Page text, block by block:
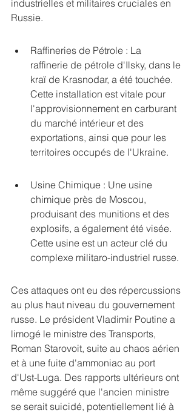
industrielles et militaires cruciales en
Russie.
Raffineries de Pétrole : La
raffinerie de pétrole d'Ilsky, dans le
kraï de Krasnodar, a été touchée.
Cette installation est vitale pour
l'approvisionnement en carburant
du marché intérieur et des
exportations, ainsi que pour les
territoires occupés de l'Ukraine.
Usine Chimique : Une usine
chimique près de Moscou,
produisant des munitions et des
explosifs, a également été visée.
Cette usine est un acteur clé du
complexe militaro-industriel russe.
Ces attaques ont eu des répercussions
au plus haut niveau du gouvernement
russe. Le président Vladimir Poutine a
limogé le ministre des Transports,
Roman Starovoit, suite au chaos aérien
et à une fuite d'ammoniac au port
d'Ust-Luga. Des rapports ultérieurs ont
même suggéré que l'ancien ministre
se serait suicidé, potentiellement lié à